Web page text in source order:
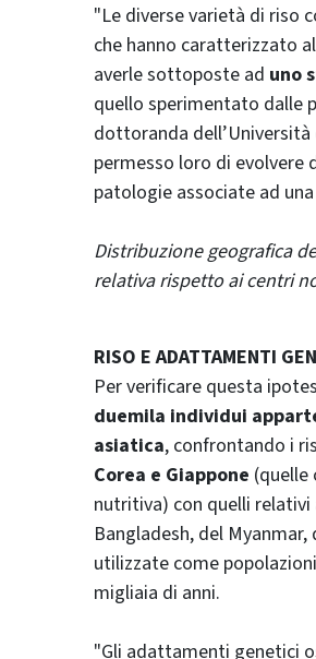
"Le diverse varietà di riso
che hanno caratterizzato
averle sottoposte ad uno
quello sperimentato dalle
dottoranda
permesso loro di
patologie associate ad
Distribuzione geografica
relativa rispetto ai centri
RISO E ADATTAMENTI
Per verificare questa
duemila individui
asiatica, confrontando i
Corea e Giappone (quelle
nutritiva) con quelli relativi
Bangladesh, del
utilizzate come
migliaia di anni.
"Gli adattamenti genetici